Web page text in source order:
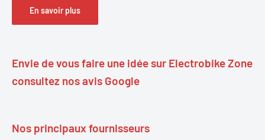
En savoir plus
Envie de vous faire une idée sur Electrobike Zone
consultez nos avis Google
Nos principaux fournisseurs